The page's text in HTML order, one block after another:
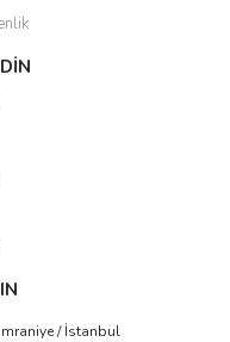
/ İstanbul